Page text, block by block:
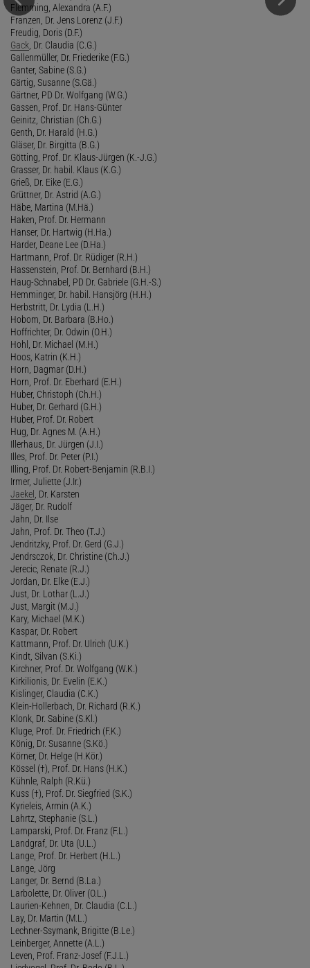
Flemming, Alexandra (A.F.)
Franzen, Dr. Jens Lorenz (J.F.)
Freudig, Doris (D.F.)
Gack , Dr. Claudia (C.G.)
Gallenmüller, Dr. Friederike (F.G.)
Ganter, Sabine (S.G.)
Gärtig, Susanne (S.Gä.)
Gärtner, PD Dr. Wolfgang (W.G.)
Gassen, Prof. Dr. Hans-Günter
Geinitz, Christian (Ch.G.)
Genth, Dr. Harald (H.G.)
Gläser, Dr. Birgitta (B.G.)
Götting, Prof. Dr. Klaus-Jürgen (K.-J.G.)
Grasser, Dr. habil. Klaus (K.G.)
Grieß, Dr. Eike (E.G.)
Grüttner, Dr. Astrid (A.G.)
Häbe, Martina (M.Hä.)
Haken, Prof. Dr. Hermann
Hanser, Dr. Hartwig (H.Ha.)
Harder, Deane Lee (D.Ha.)
Hartmann, Prof. Dr. Rüdiger (R.H.)
Hassenstein, Prof. Dr. Bernhard (B.H.)
Haug-Schnabel, PD Dr. Gabriele (G.H.-S.)
Hemminger, Dr. habil. Hansjörg (H.H.)
Herbstritt, Dr. Lydia (L.H.)
Hobom, Dr. Barbara (B.Ho.)
Hoffrichter, Dr. Odwin (O.H.)
Hohl, Dr. Michael (M.H.)
Hoos, Katrin (K.H.)
Horn, Dagmar (D.H.)
Horn, Prof. Dr. Eberhard (E.H.)
Huber, Christoph (Ch.H.)
Huber, Dr. Gerhard (G.H.)
Huber, Prof. Dr. Robert
Hug, Dr. Agnes M. (A.H.)
Illerhaus, Dr. Jürgen (J.I.)
Illes, Prof. Dr. Peter (P.I.)
Illing, Prof. Dr. Robert-Benjamin (R.B.I.)
Irmer, Juliette (J.Ir.)
Jaekel , Dr. Karsten
Jäger, Dr. Rudolf
Jahn, Dr. Ilse
Jahn, Prof. Dr. Theo (T.J.)
Jendritzky, Prof. Dr. Gerd (G.J.)
Jendrsczok, Dr. Christine (Ch.J.)
Jerecic, Renate (R.J.)
Jordan, Dr. Elke (E.J.)
Just, Dr. Lothar (L.J.)
Just, Margit (M.J.)
Kary, Michael (M.K.)
Kaspar, Dr. Robert
Kattmann, Prof. Dr. Ulrich (U.K.)
Kindt, Silvan (S.Ki.)
Kirchner, Prof. Dr. Wolfgang (W.K.)
Kirkilionis, Dr. Evelin (E.K.)
Kislinger, Claudia (C.K.)
Klein-Hollerbach, Dr. Richard (R.K.)
Klonk, Dr. Sabine (S.Kl.)
Kluge, Prof. Dr. Friedrich (F.K.)
König, Dr. Susanne (S.Kö.)
Körner, Dr. Helge (H.Kör.)
Kössel (†), Prof. Dr. Hans (H.K.)
Kühnle, Ralph (R.Kü.)
Kuss (†), Prof. Dr. Siegfried (S.K.)
Kyrieleis, Armin (A.K.)
Lahrtz, Stephanie (S.L.)
Lamparski, Prof. Dr. Franz (F.L.)
Landgraf, Dr. Uta (U.L.)
Lange, Prof. Dr. Herbert (H.L.)
Lange, Jörg
Langer, Dr. Bernd (B.La.)
Larbolette, Dr. Oliver (O.L.)
Laurien-Kehnen, Dr. Claudia (C.L.)
Lay, Dr. Martin (M.L.)
Lechner-Ssymank, Brigitte (B.Le.)
Leinberger, Annette (A.L.)
Leven, Prof. Franz-Josef (F.J.L.)